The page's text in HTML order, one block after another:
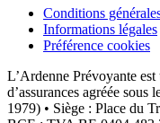
Conditions
Informations légales
Préférence cookies
L’Ardenne Prévoyante
d’assurances agréée
1979) • Siège : Place du